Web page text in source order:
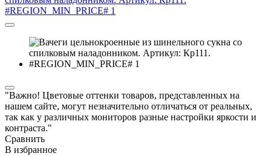
"Важно! Цветовые оттенки товаров, представленных на
нашем сайте, могут незначительно отличаться от реальных,
так как у различных мониторов разные настройки яркости и
контраста."
Сравнить
В избранное